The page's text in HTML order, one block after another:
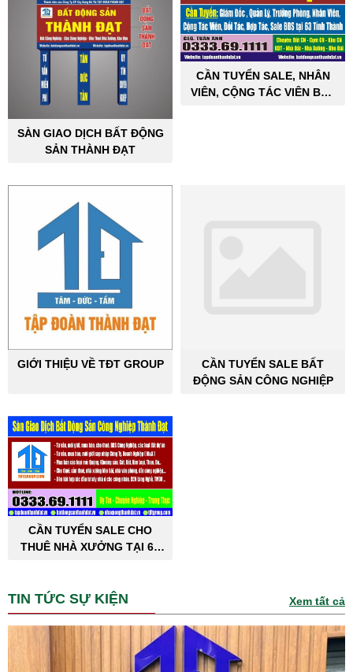
SÀN GIAO DỊCH BẤT ĐỘNG
SẢN THÀNH ĐẠT
CẦN TUYỂN SALE, NHÂN
VIÊN, CỘNG TÁC VIÊN BẤT
GIỚI THIỆU VỀ TĐT GROUP
CẦN TUYỂN SALE BẤT
ĐỘNG SẢN CÔNG NGHIỆP
CẦN TUYỂN SALE CHO
THUÊ NHÀ XƯỞNG TẠI 63
TIN TỨC SỰ KIỆN Xem tất cả